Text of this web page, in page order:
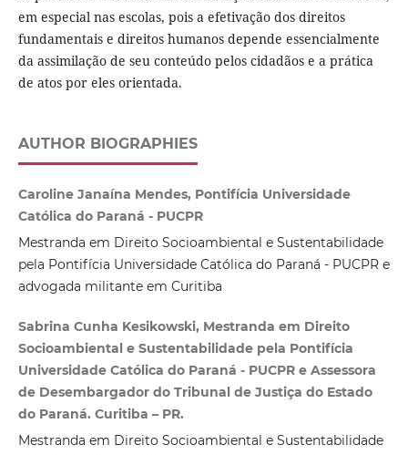
em especial nas escolas, pois a efetivação dos direitos
fundamentais e direitos humanos depende essencialmente
da assimilação de seu conteúdo pelos cidadãos e a prática
de atos por eles orientada.
AUTHOR BIOGRAPHIES
Caroline Janaína Mendes, Pontifícia Universidade
Católica do Paraná - PUCPR
Mestranda em Direito Socioambiental e Sustentabilidade
pela Pontifícia Universidade Católica do Paraná - PUCPR e
advogada militante em Curitiba
Sabrina Cunha Kesikowski, Mestranda em Direito
Socioambiental e Sustentabilidade pela Pontifícia
Universidade Católica do Paraná - PUCPR e Assessora
de Desembargador do Tribunal de Justiça do Estado
do Paraná. Curitiba – PR.
Mestranda em Direito Socioambiental e Sustentabilidade